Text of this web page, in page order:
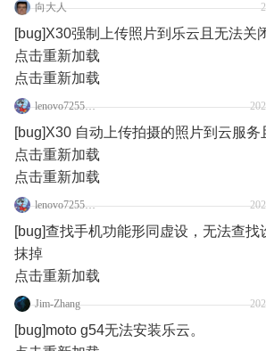
向大人
[bug]X30强制上传照片到乐云且无法关
点击重新加载
点击重新加载
lenovo72558450
[bug]X30 自动上传拍摄的照片到云服务
点击重新加载
点击重新加载
lenovo72558450
[bug]查找手机功能形同虚设，无法查找
抹掉
点击重新加载
Jim-Zhang
[bug]moto g54无法安装乐云。